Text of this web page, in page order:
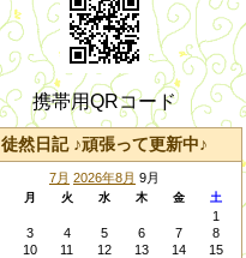
携帯用QRコード
徒然日記 ♪頑張って更新中♪
7月 2026年8月 9月
月 火 水 木 金 土
1
3 4 5 6 7
8
10 11 12 13 14
15